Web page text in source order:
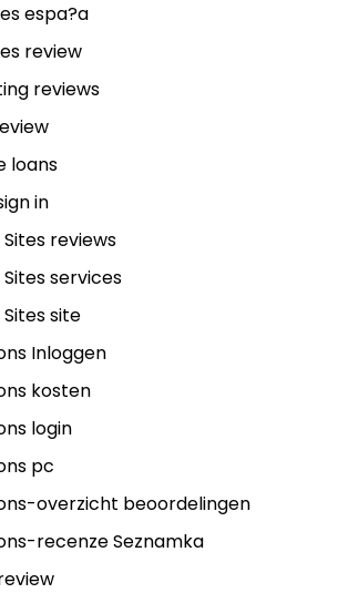
espa?a
review
reviews
loans
in
reviews
services
site
Inloggen
kosten
login
pc
overzicht beoordelingen
recenze Seznamka